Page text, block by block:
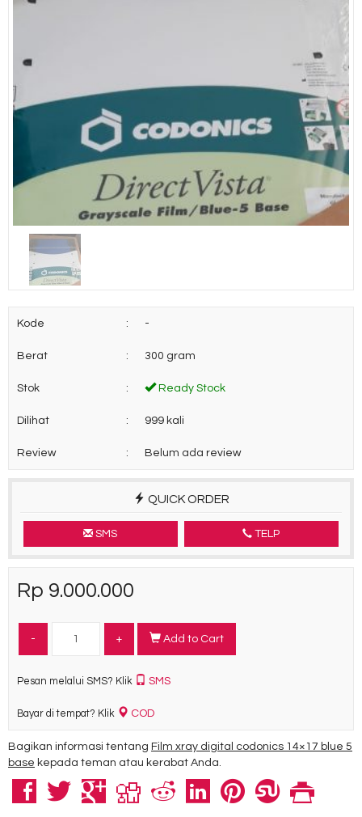
Kode : -
Berat : 300 gram
Stok : Ready Stock
Dilihat : 999 kali
Review : Belum ada review
QUICK ORDER
SMS TELP
Rp 9.000.000
- + Add to Cart
Pesan melalui SMS? Klik SMS
Bayar di tempat? Klik COD
Bagikan informasi tentang Film xray digital codonics 14×17 blue 5
base kepada teman atau kerabat Anda.